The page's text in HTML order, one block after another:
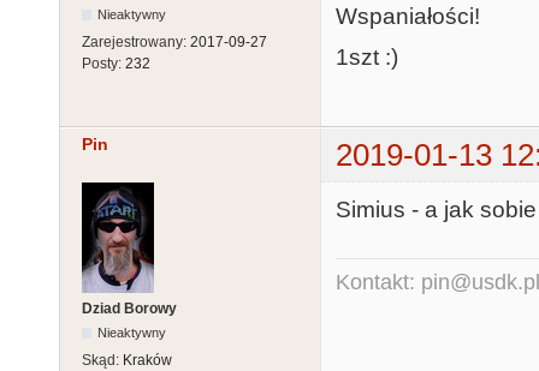
Nieaktywny
Zarejestrowany: 2017-09-27
Posty: 232
Wspaniałości!
1szt :)
Pin 2019-01-13
Dziad Borowy
Nieaktywny
Skąd: Kraków
Simius - a jak
Kontakt: pin@usdk.pl